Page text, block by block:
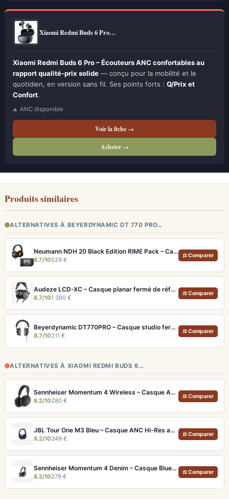
Xiaomi Redmi Buds 6 Pro…
Xiaomi Redmi Buds 6 Pro – Écouteurs ANC confortables au
rapport qualité-prix solide — conçu pour la mobilité et le
quotidien, en version sans fil. Ses points forts : Q/Prix et
Confort.
ANC disponible
Voir la fiche →
Acheter →
Produits similaires
ALTERNATIVES À BEYERDYNAMIC DT 770 PRO…
Neumann NDH 20 Black Edition RIME Pack – Casque studio fermé pour monitoring pro et immersion binaurale
8.7/10529 €
⚖ Comparer
Audeze LCD-XC – Casque planar fermé de référence pour studio et audiophile
8.7/101 390 €
⚖ Comparer
Beyerdynamic DT770PRO – Casque studio fermé pour un monitoring précis et isolé
8.7/10211 €
⚖ Comparer
ALTERNATIVES À XIAOMI REDMI BUDS 6…
Sennheiser Momentum 4 Wireless – Casque ANC avec autonomie record 60h et son audiophile
8.2/10280 €
⚖ Comparer
JBL Tour One M3 Bleu – Casque ANC Hi-Res avec autonomie 70h et son spatial
8.2/10349 €
⚖ Comparer
Sennheiser Momentum 4 Denim – Casque Bluetooth ANC avec autonomie record 60h
8.2/10279 €
⚖ Comparer